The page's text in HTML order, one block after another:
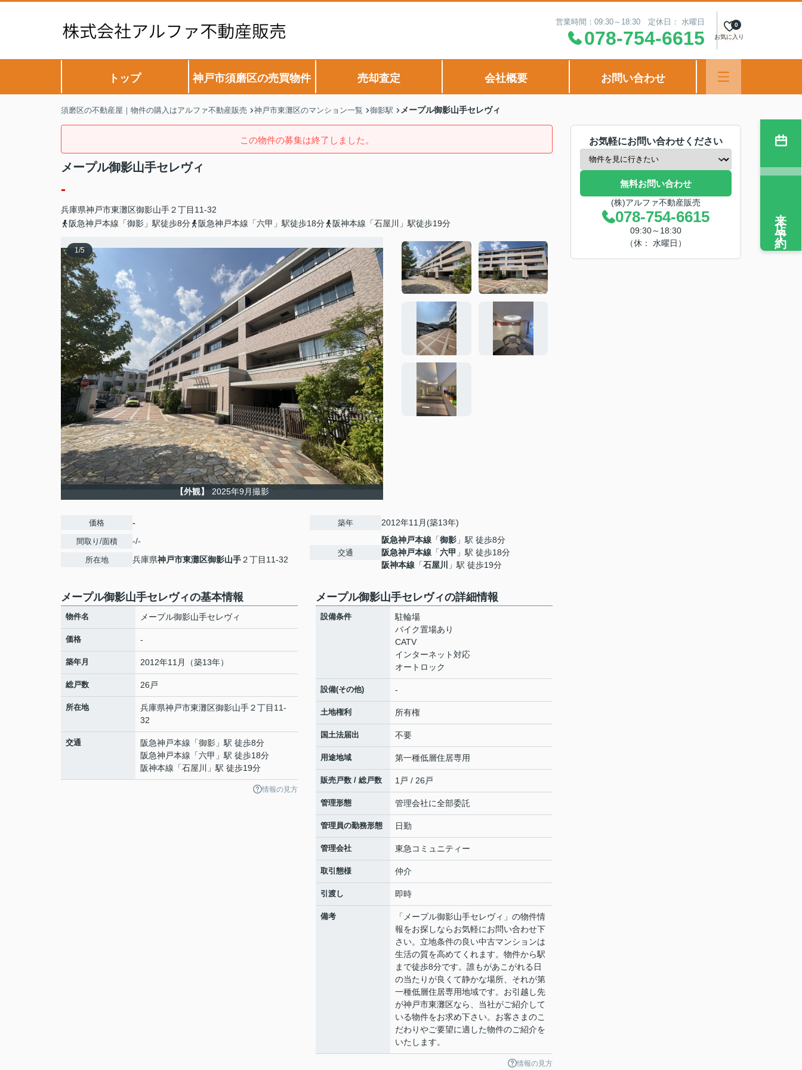
営業時間：09:30～18:30 定休日： 水曜日
078-754-6615 お気に入り
0
トップ 神戸市須磨区の売買物件 売却査定 会社概要 お問い合わせ
須磨区の不動産屋｜物件の購入はアルファ不動産販売 神戸市東灘区のマンション一覧 御影駅 メープル御影山手セレヴィ
この物件の募集は終了しました。
メープル御影山手セレヴィ
-
兵庫県神戸市東灘区御影山手２丁目11-32
阪急神戸本線「御影」駅徒歩8分
阪急神戸本線「六甲」駅徒歩18分 阪神本線「石屋川」駅徒歩19分
1/5
【外観】 2025年9月撮影
価格 -
間取り/面積 -/-
所在地 兵庫県神戸市東灘区御影山手２丁目11-32
築年 2012年11月(築13年)
交通
阪急神戸本線 「御影 」駅 徒歩8分
阪急神戸本線 「六甲 」駅 徒歩18分
阪神本線 「石屋川 」駅 徒歩19分
メープル御影山手セレヴィの基本情報
物件名 メープル御影山手セレヴィ
価格 -
築年月 2012年11月（築13年）
総戸数 26戸
所在地 兵庫県神戸市東灘区御影山手２丁目11-
32
交通 阪急神戸本線 「御影 」駅 徒歩8分
阪急神戸本線 「六甲 」駅 徒歩18分
阪神本線 「石屋川 」駅 徒歩19分
情報の見方
メープル御影山手セレヴィの詳細情報
設備条件
駐輪場
バイク置場あり
CATV
インターネット対応
オートロック
設備(その他) -
土地権利 所有権
国土法届出 不要
用途地域 第一種低層住居専用
販売戸数 / 総戸数 1戸 / 26戸
管理形態 管理会社に全部委託
管理員の勤務形態 日勤
管理会社 東急コミュニティー
取引態様 仲介
引渡し 即時
備考
「メープル御影山手セレヴィ」の物件情
報をお探しならお気軽にお問い合わせ下
さい。立地条件の良い中古マンションは
生活の質を高めてくれます。物件から駅
まで徒歩8分です。誰もがあこがれる日
の当たりが良くて静かな場所、それが第
一種低層住居専用地域です。お引越し先
が神戸市東灘区なら、当社がご紹介して
いる物件をお求め下さい。お客さまのこ
だわりやご要望に適した物件のご紹介を
いたします。
情報の見方
お気軽にお問い合わせください
無料お問い合わせ
(株)アルファ不動産販売
078-754-6615
09:30～18:30
（休： 水曜日）
来店予約